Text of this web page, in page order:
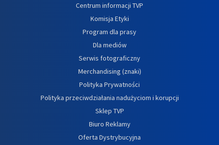
Centrum informacji TVP
Komisja Etyki
Program dla prasy
Dla mediów
Serwis fotograficzny
Merchandising (znaki)
Polityka Prywatności
Polityka przeciwdziałania nadużyciom i korupcji
Sklep TVP
Biuro Reklamy
Oferta Dystrybucyjna